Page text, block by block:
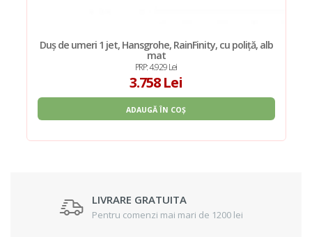
Duș de umeri 1 jet, Hansgrohe, RainFinity, cu poliță, alb
mat
PRP: 4.929 Lei
3.758 Lei
ADAUGĂ ÎN COȘ
LIVRARE GRATUITA
Pentru comenzi mai mari de 1200 lei